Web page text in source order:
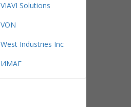
VIAVI Solutions
VON
West Industries Inc
ИМАГ